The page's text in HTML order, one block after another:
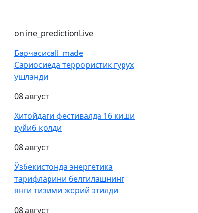
online_predictionLive
Барчасиcall_made
Сариосиёда террористик гуруҳ
ушланди
08 август
Хитойдаги фестивалда 16 киши
куйиб қолди
08 август
Ўзбекистонда энергетика
тарифларини белгилашнинг
янги тизими жорий этилди
08 август